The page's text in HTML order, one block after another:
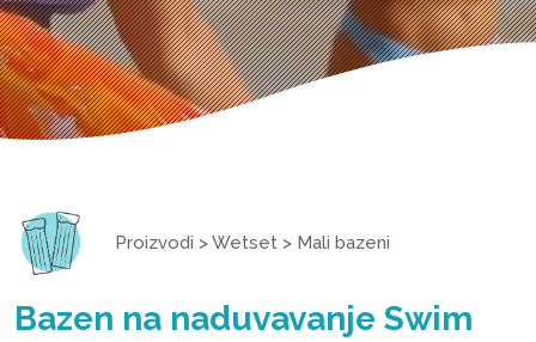
Proizvodi >Wetset > Mali bazeni
Bazen na naduvavanje Swim